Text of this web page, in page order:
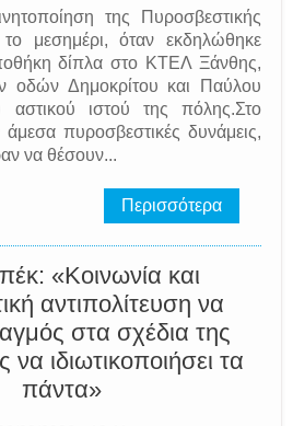
της Πυροσβεστικής
μεσημέρι, όταν εκδηλώθηκε
δίπλα στο ΚΤΕΛ Ξάνθης,
οδών Δημοκρίτου και Παύλου
αστικού ιστού της πόλης.Στο
πυροσβεστικές δυνάμεις,
να θέσουν...
Περισσότερα
«Κοινωνία και
αντιπολίτευση να
στα σχέδια της
ιδιωτικοποιήσει τα
πάντα»